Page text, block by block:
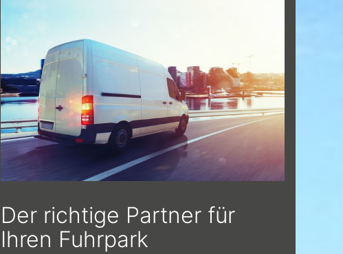
Der richtige Partner für
Ihren Fuhrpark